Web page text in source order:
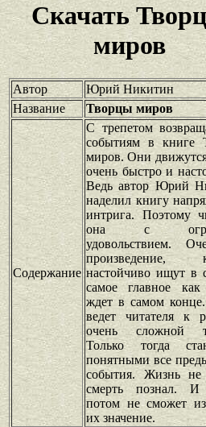
Скачать
миров
Автор
Юрий Никитин
Название
Творцы миров
Содержание
С трепетом
событиям в книге
миров. Они
очень быстро и
Ведь автор Юрий
наделил книгу
интрига. Поэтому
она с
удовольствием.
произведение,
настойчиво ищут в
самое главное как
ждет в самом
ведет читателя к
очень сложной
Только тогда
понятными все
события. Жизнь не
смерть познал. И
потом не сможет
их значение.